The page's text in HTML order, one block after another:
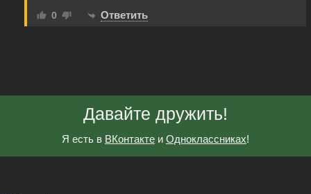
0 Ответить
Давайте дружить!
Я есть в ВКонтакте и Одноклассниках!